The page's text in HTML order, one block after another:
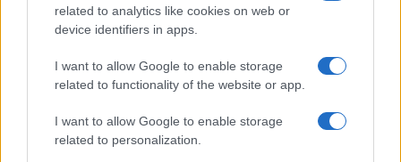
related to analytics like cookies on web or
device identifiers in apps.
I want to allow Google to enable storage
related to functionality of the website or app.
I want to allow Google to enable storage
related to personalization.
ΕΛΛΑΔΑ
ιστορία η τριήμερη 39η Γιορτή Σαρδέλας – Το
5/08/2026 - 10:35μμ